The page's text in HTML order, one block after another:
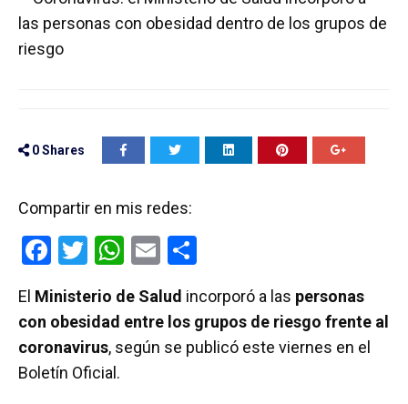
0Shares
Compartir en mis redes:
F
ce
b
o
o
T
tt
er
W
at
s
A
E
ail m
p
tir
El Ministerio de Salud incorporó a las personas
con obesidad entre los grupos de riesgo frente al
coronavirus, según se publicó este viernes en el
Boletín Oficial.